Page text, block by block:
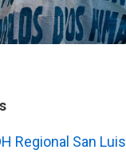
Regional San Luis